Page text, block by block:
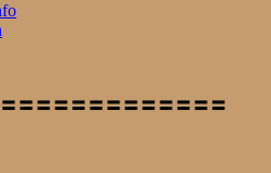
〓〓〓〓〓〓〓〓〓〓〓〓